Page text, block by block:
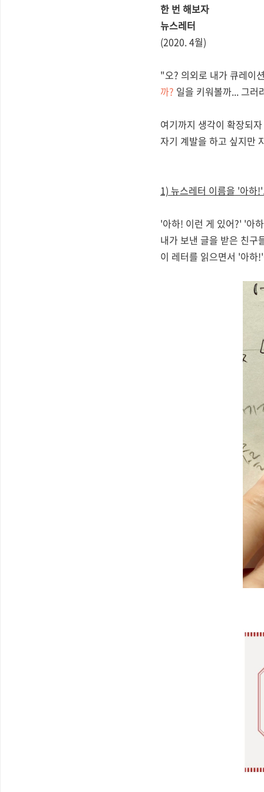
한 번 해보자
뉴스레터
(2020. 4월)
"오? 의외로 내가 큐레이
까? 일을 키워볼까... 그
여기까지 생각이 확장되
자기 계발을 하고 싶지만
1) 뉴스레터 이름을 '아하
'아하! 이런 게 있어?' '아
내가 보낸 글을 받은 친구
이 레터를 읽으면서 '아